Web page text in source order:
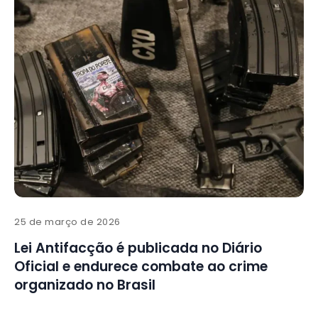
25 de março de 2026
Lei Antifacção é publicada no Diário
Oficial e endurece combate ao crime
organizado no Brasil